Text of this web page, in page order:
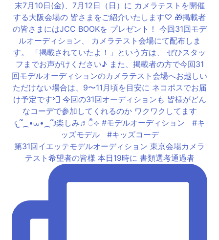
第31回イエッテモデルオーディション 東京会場カメラ
テスト希望者の皆様 本日19時に 書類選考通過者